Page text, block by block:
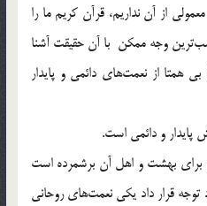
از آن نداريم، قرآن كريم ما را
وجه ممكن با آن حقيقت آشنا
باغ بي همتا از نعمت‌هاي دائمي و پايدار
براي بهشت و اهل آن برشمرده است
قرار داد يكي نعمت‌هاي روحاني